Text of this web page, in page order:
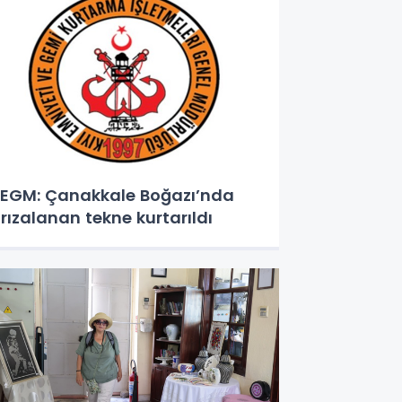
Çanakkale Boğazı’nda
tekne kurtarıldı